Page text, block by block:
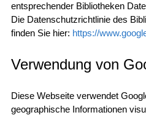
entsprechender Bibliotheken
Die Datenschutzrichtlinie des
finden Sie hier: https://
Verwendung von
Diese Webseite verwendet
geographische Informationen